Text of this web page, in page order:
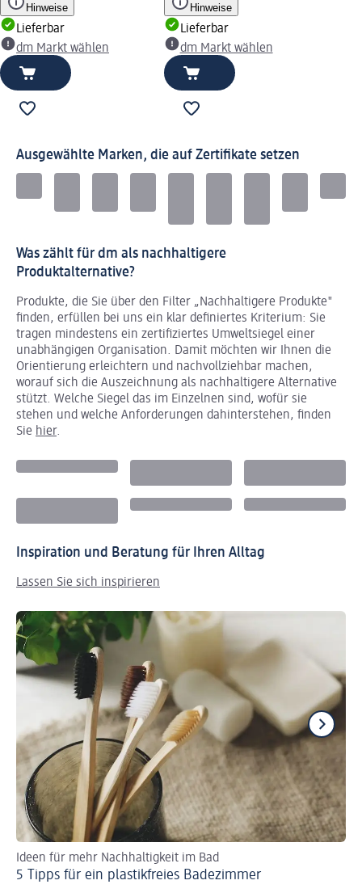
Hinweise
Lieferbar
dm Markt wählen
Hinweise
Lieferbar
dm Markt wählen
Ausgewählte Marken, die auf Zertifikate setzen
Was zählt für dm als nachhaltigere
Produktalternative?
Produkte, die Sie über den Filter „Nachhaltigere Produkte"
finden, erfüllen bei uns ein klar definiertes Kriterium: Sie
tragen mindestens ein zertifiziertes Umweltsiegel einer
unabhängigen Organisation. Damit möchten wir Ihnen die
Orientierung erleichtern und nachvollziehbar machen,
worauf sich die Auszeichnung als nachhaltigere Alternative
stützt. Welche Siegel das im Einzelnen sind, wofür sie
stehen und welche Anforderungen dahinterstehen, finden
Sie hier.
Inspiration und Beratung für Ihren Alltag
Lassen Sie sich inspirieren
Ideen für mehr Nachhaltigkeit im Bad
5 Tipps für ein plastikfreies Badezimmer